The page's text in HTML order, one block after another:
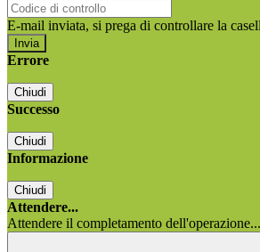
E-mail inviata, si prega di controllare la
Errore
Chiudi
Successo
Chiudi
Informazione
Chiudi
Attendere...
Attendere il completamento dell'operazione...